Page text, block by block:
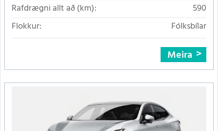
Rafdrægni allt að (km):
590
Flokkur:
Fólksbílar
Meira